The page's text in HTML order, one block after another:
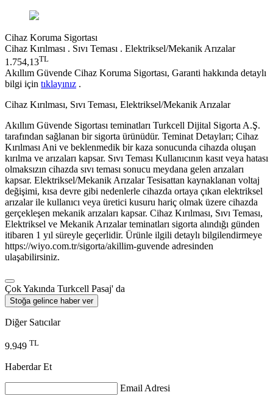
Cihaz Koruma Sigortası
Cihaz Kırılması . Sıvı Teması . Elektriksel/Mekanik Arızalar
1.754,13TL
Akıllım Güvende Cihaz Koruma Sigortası, Garanti hakkında detaylı
bilgi için tıklayınız .
Cihaz Kırılması, Sıvı Teması, Elektriksel/Mekanik Arızalar
Akıllım Güvende Sigortası teminatları Turkcell Dijital Sigorta A.Ş.
tarafından sağlanan bir sigorta ürünüdür. Teminat Detayları; Cihaz
Kırılması Ani ve beklenmedik bir kaza sonucunda cihazda oluşan
kırılma ve arızaları kapsar. Sıvı Teması Kullanıcının kasıt veya hatası
olmaksızın cihazda sıvı teması sonucu meydana gelen arızaları
kapsar. Elektriksel/Mekanik Arızalar Tesisattan kaynaklanan voltaj
değişimi, kısa devre gibi nedenlerle cihazda ortaya çıkan elektriksel
arızalar ile kullanıcı veya üretici kusuru hariç olmak üzere cihazda
gerçekleşen mekanik arızaları kapsar. Cihaz Kırılması, Sıvı Teması,
Elektriksel ve Mekanik Arızalar teminatları sigorta alındığı günden
itibaren 1 yıl süreyle geçerlidir. Ürünle ilgili detaylı bilgilendirmeye
https://wiyo.com.tr/sigorta/akillim-guvende adresinden
ulaşabilirsiniz.
Çok Yakında Turkcell Pasaj' da
Stoğa gelince haber ver
Diğer Satıcılar
9.949 TL
Haberdar Et
Email Adresi